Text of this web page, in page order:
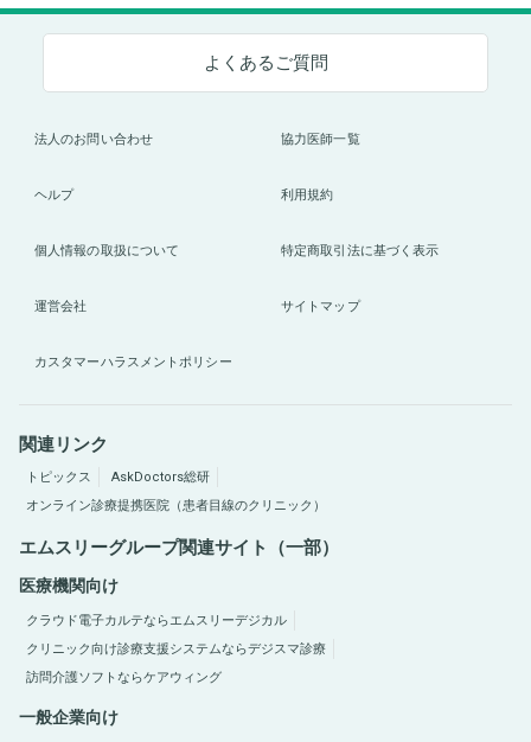
よくあるご質問
法人のお問い合わせ 協力医師一覧
ヘルプ 利用規約
個人情報の取扱について 特定商取引法に基づく表示
運営会社 サイトマップ
カスタマーハラスメントポリシー
関連リンク
トピックス
AskDoctors総研
オンライン診療提携医院（患者目線のクリニック）
エムスリーグループ関連サイト（一部）
医療機関向け
クラウド電子カルテならエムスリーデジカル
クリニック向け診療支援システムならデジスマ診療
訪問介護ソフトならケアウィング
一般企業向け